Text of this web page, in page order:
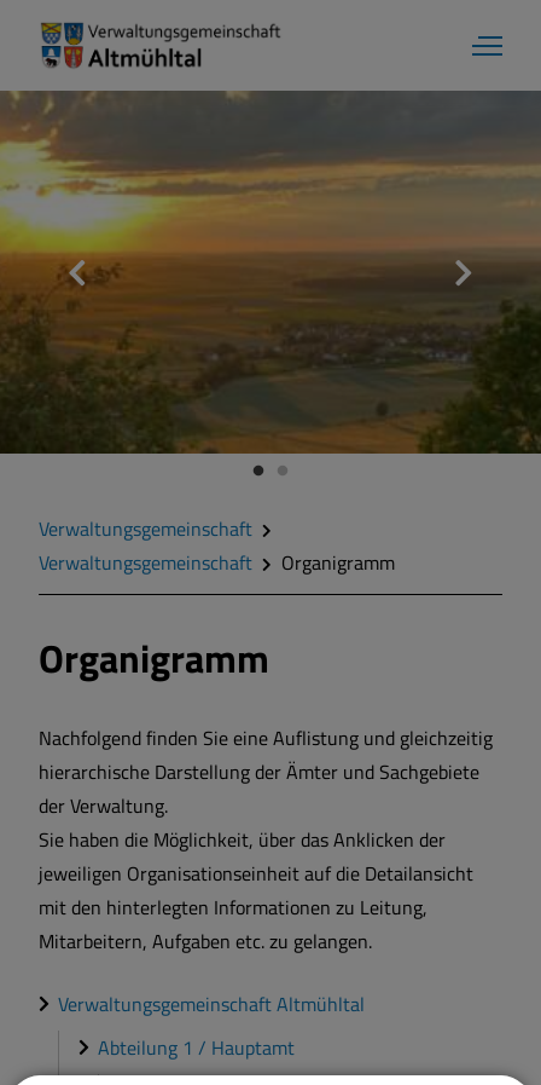
Aktuelles
Verwaltungsgemeinschaft
Gemeinde Alesheim
Markt Markt Berolzheim
Gemeinde Meinheim
Verwaltungsgemeinschaft
Verwaltungsgemeinschaft
Organigramm
Organigramm
Nachfolgend finden Sie eine Auflistung und gleichzeitig
hierarchische Darstellung der Ämter und Sachgebiete
der Verwaltung.
Sie haben die Möglichkeit, über das Anklicken der
jeweiligen Organisationseinheit auf die Detailansicht
mit den hinterlegten Informationen zu Leitung,
Mitarbeitern, Aufgaben etc. zu gelangen.
Verwaltungsgemeinschaft Altmühltal
Abteilung 1 / Hauptamt